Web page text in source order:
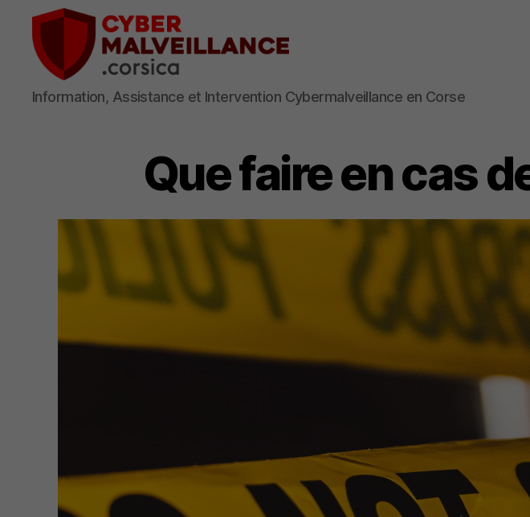
Cybermalveillance
Corsica
Information, Assistance et Intervention Cybermalveillance en Corse
Que faire en cas